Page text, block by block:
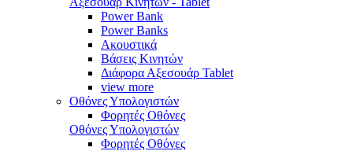
Power Bank
Power Banks
Ακουστικά
Βάσεις Κινητών
Διάφορα Αξεσουάρ Tablet
view more
Οθόνες Υπολογιστών
Φορητές Οθόνες
Οθόνες Υπολογιστών
Φορητές Οθόνες